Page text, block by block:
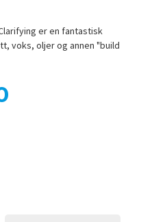
er en fantastisk
voks, oljer og annen "build